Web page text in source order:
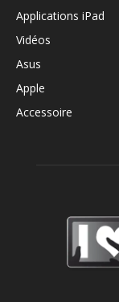
Applications iPad
Vidéos
Asus
Apple
Accessoire